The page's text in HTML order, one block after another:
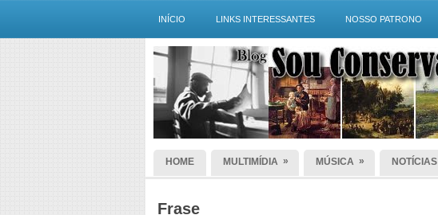
INÍCIO LINKS INTERESSANTES NOSSO PATRONO
HOME MULTIMÍDIA » MÚSICA » NOTÍCIAS
Frase